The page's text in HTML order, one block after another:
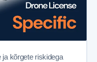
ja kõrgete riskidega